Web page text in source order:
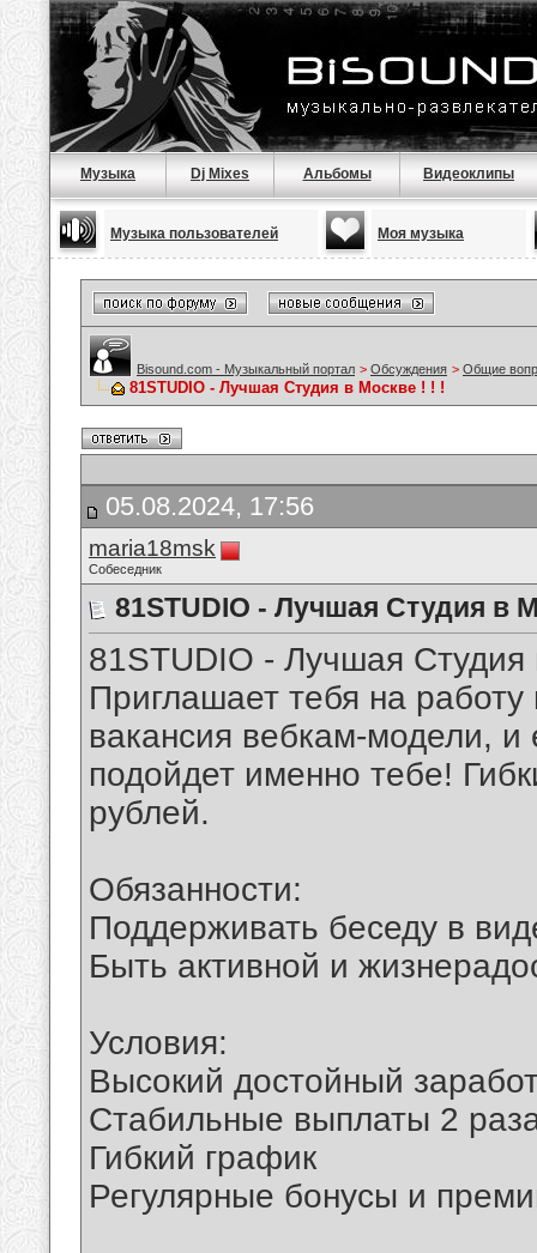
Музыка Dj Mixes Альбомы Видеоклипы
Музыка пользователей Моя музыка
Bisound.com - Музыкальный портал > Обсуждения > Общие
81STUDIO - Лучшая Студия в Москве ! ! !
05.08.2024, 17:56
maria18msk
Собеседник
81STUDIO - Лучшая Студия в
81STUDIO - Лучшая Студия
Приглашает тебя на
вакансия вебкам-модели, и
подойдет именно тебе!
рублей.
Обязанности:
Поддерживать беседу в
Быть активной и
Условия:
Высокий достойный
Стабильные выплаты 2
Гибкий график
Регулярные бонусы и